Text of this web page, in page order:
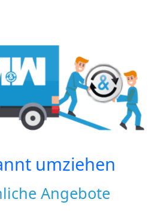
umziehen
Angebote